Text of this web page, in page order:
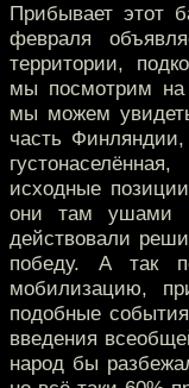
Прибывает этот
февраля
территории,
мы посмотрим на
мы можем
часть
исходные
они там ушами
действовали
победу. А так
мобилизацию,
подобные
введения
народ бы